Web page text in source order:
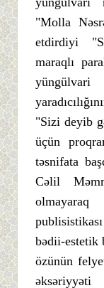
"Molla
etdirdiyi
maraqlı
yüngülvari
"Sizi deyib
üçün
təsnifata
Cəlil
olmayaraq
bədii-estetik
özünün